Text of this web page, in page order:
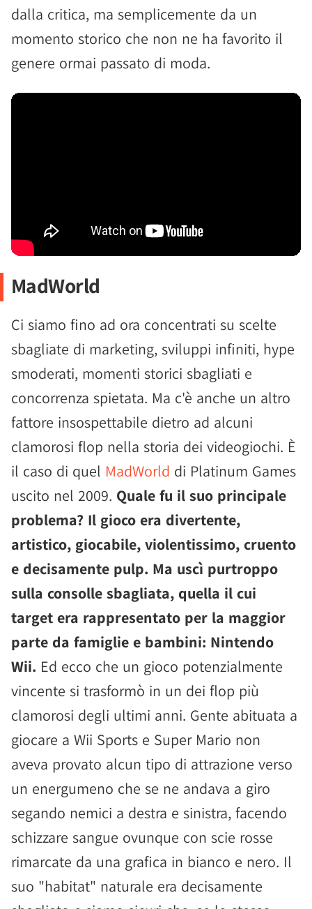
dalla critica, ma semplicemente da un
momento storico che non ne ha favorito il
genere ormai passato di moda.
MadWorld
Ci siamo fino ad ora concentrati su scelte
sbagliate di marketing, sviluppi infiniti, hype
smoderati, momenti storici sbagliati e
concorrenza spietata. Ma c'è anche un altro
fattore insospettabile dietro ad alcuni
clamorosi flop nella storia dei videogiochi. È
il caso di quel MadWorld di Platinum Games
uscito nel 2009. Quale fu il suo principale
problema? Il gioco era divertente,
artistico, giocabile, violentissimo, cruento
e decisamente pulp. Ma uscì purtroppo
sulla consolle sbagliata, quella il cui
target era rappresentato per la maggior
parte da famiglie e bambini: Nintendo
Wii. Ed ecco che un gioco potenzialmente
vincente si trasformò in un dei flop più
clamorosi degli ultimi anni. Gente abituata a
giocare a Wii Sports e Super Mario non
aveva provato alcun tipo di attrazione verso
un energumeno che se ne andava a giro
segando nemici a destra e sinistra, facendo
schizzare sangue ovunque con scie rosse
rimarcate da una grafica in bianco e nero. Il
suo "habitat" naturale era decisamente